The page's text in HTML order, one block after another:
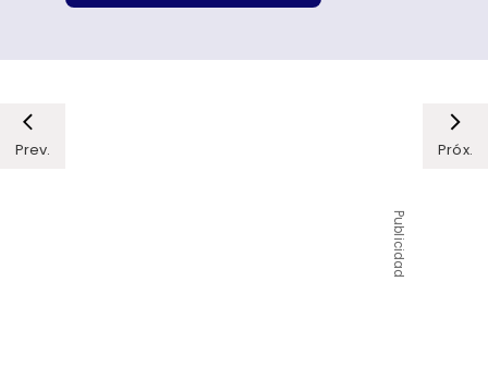
Prev. Próx.
Publicidad